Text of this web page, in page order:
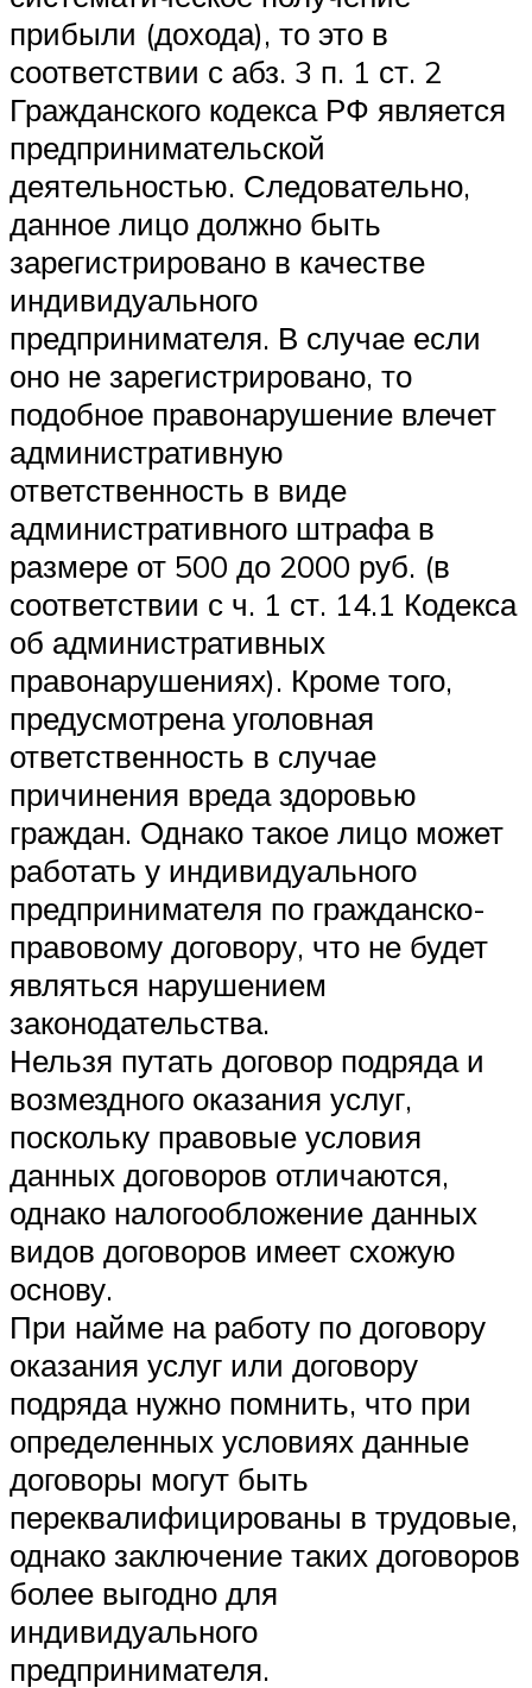
прибыли (дохода), то это в
соответствии с абз. 3 п. 1 ст. 2
Гражданского кодекса РФ является
предпринимательской
деятельностью. Следовательно,
данное лицо должно быть
зарегистрировано в качестве
индивидуального
предпринимателя. В случае если
оно не зарегистрировано, то
подобное правонарушение влечет
административную
ответственность в виде
административного штрафа в
размере от 500 до 2000 руб. (в
соответствии с ч. 1 ст. 14.1 Кодекса
об административных
правонарушениях). Кроме того,
предусмотрена уголовная
ответственность в случае
причинения вреда здоровью
граждан. Однако такое лицо может
работать у индивидуального
предпринимателя по гражданско-
правовому договору, что не будет
являться нарушением
законодательства.
Нельзя путать договор подряда и
возмездного оказания услуг,
поскольку правовые условия
данных договоров отличаются,
однако налогообложение данных
видов договоров имеет схожую
основу.
При найме на работу по договору
оказания услуг или договору
подряда нужно помнить, что при
определенных условиях данные
договоры могут быть
переквалифицированы в трудовые,
однако заключение таких договоров
более выгодно для
индивидуального
предпринимателя.